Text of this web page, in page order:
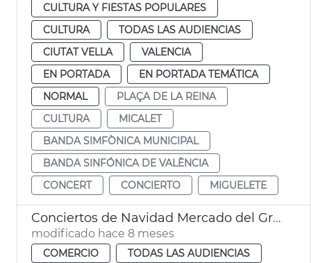
CULTURA Y FIESTAS POPULARES
CULTURA
TODAS LAS AUDIENCIAS
CIUTAT VELLA
VALENCIA
EN PORTADA
EN PORTADA TEMÁTICA
NORMAL
PLAÇA DE LA REINA
CULTURA
MICALET
BANDA SIMFÒNICA MUNICIPAL
BANDA SINFÓNICA DE VALÈNCIA
CONCERT
CONCIERTO MIGUELETE
Conciertos de Navidad Mercado del Grau
modificado hace 8 meses
COMERCIO
TODAS LAS AUDIENCIAS